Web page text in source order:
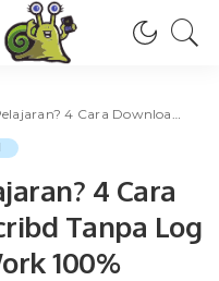
File di Scribd Tanpa Log In, Dijamin Work 100%
4 Cara
Tanpa Log
100%